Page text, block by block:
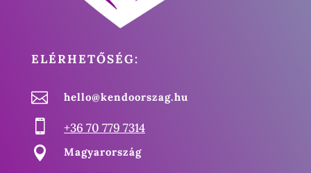
ELÉRHETŐSÉG:
 hello@kendoorszag.hu
 +36 70 779 7314
 Magyarország